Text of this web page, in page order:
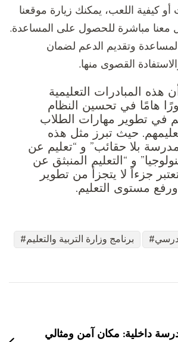
كيفية اللعب، يمكنك زيارة موقعنا
معنا مباشرة للحصول على المساعدة.
وتقديم الدعم لضمان
القصوى منها.
هذه المبادرات التعليمية
هامًا في تحسين النظام
في تطوير مهارات الطلاب
حيث تبرز مثل هذه
بلا حقائب” و “تعليم عن
و “التعليم المنبثق عن
جزءاً لا يتجزأ من تطوير
ورفع مستوى التعليم.
برنامج وزارة التربية والتعليم
داخلية: مكان آمن ومثالي